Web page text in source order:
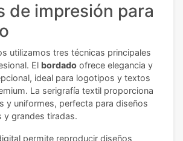
de impresión para
utilizamos tres técnicas principales
El bordado ofrece elegancia y
ideal para logotipos y textos
La serigrafía textil proporciona
y uniformes, perfecta para diseños
y grandes tiradas.
permite reproducir diseños